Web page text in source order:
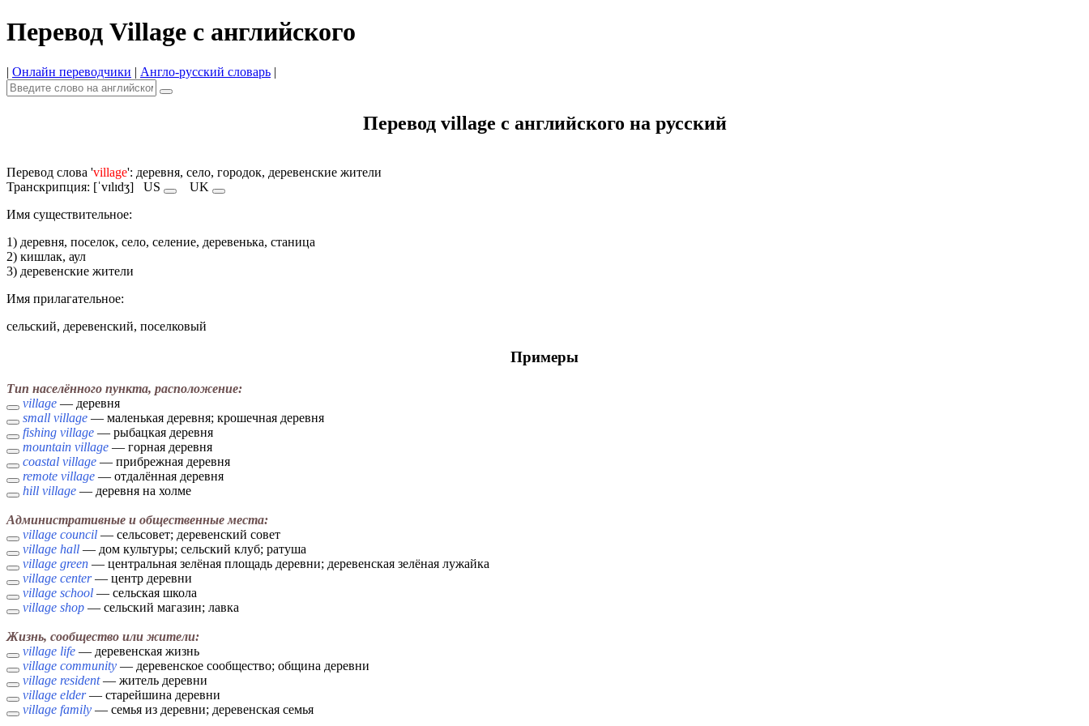
Перевод Village с английского
| Онлайн переводчики | Англо-русский словарь |
Перевод village с английского на русский
Перевод слова 'village': деревня, село, городок, деревенские жители
Транскрипция: [ˈvɪlɪdʒ] US
UK
Имя cуществительное:
1) деревня, поселок, село, селение, деревенька, станица
2) кишлак, аул
3) деревенские жители
Имя прилагательное:
сельский, деревенский, поселковый
Примеры
Тип населённого пункта, расположение:
village — деревня
small village — маленькая деревня; крошечная деревня
fishing village — рыбацкая деревня
mountain village — горная деревня
coastal village — прибрежная деревня
remote village — отдалённая деревня
hill village — деревня на холме
Административные и общественные места:
village council — сельсовет; деревенский совет
village hall — дом культуры; сельский клуб; ратуша
village green — центральная зелёная площадь деревни; деревенская зелёная лужайка
village center— центр деревни
village school — сельская школа
village shop — сельский магазин; лавка
Жизнь, сообщество или жители:
village life — деревенская жизнь
village community — деревенское сообщество; община деревни
village resident— житель деревни
village elder— старейшина деревни
village family — семья из деревни; деревенская семья